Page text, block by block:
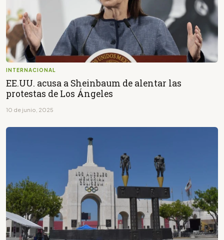
INTERNACIONAL
EE.UU. acusa a Sheinbaum de alentar las
protestas de Los Ángeles
10 de junio, 2025